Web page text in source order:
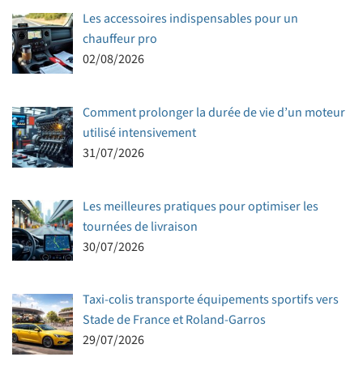
Les accessoires indispensables pour un
chauffeur pro
02/08/2026
Comment prolonger la durée de vie d’un moteur
utilisé intensivement
31/07/2026
Les meilleures pratiques pour optimiser les
tournées de livraison
30/07/2026
Taxi-colis transporte équipements sportifs vers
Stade de France et Roland-Garros
29/07/2026